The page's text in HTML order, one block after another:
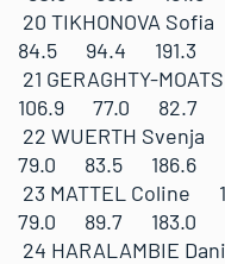
20 TIKHONOVA
84.5 94.4 191.3
21 GERAGHTY-
106.9 77.0 82.7
22 WUERTH
79.0 83.5 186.6
23 MATTEL
79.0 89.7 183.0
24 HARALAMBIE